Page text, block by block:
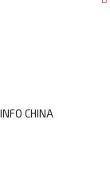
INFO CHINA